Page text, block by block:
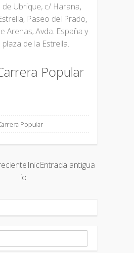
de Ubrique, c/ Harana,
Paseo del Prado,
Arenas, Avda. España y
de la Estrella.
Popular
Popular
Entrada antigua
Inic
io